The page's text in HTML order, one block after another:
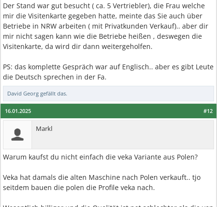
Der Stand war gut besucht ( ca. 5 Vertriebler), die Frau welche
mir die Visitenkarte gegeben hatte, meinte das Sie auch über
Betriebe in NRW arbeiten ( mit Privatkunden Verkauf).. aber dir
mir nicht sagen kann wie die Betriebe heißen , deswegen die
Visitenkarte, da wird dir dann weitergeholfen.
PS: das komplette Gespräch war auf Englisch.. aber es gibt Leute
die Deutsch sprechen in der Fa.
David Georg gefällt das.
#12
16.01.2025
Markl
Warum kaufst du nicht einfach die veka Variante aus Polen?
Veka hat damals die alten Maschine nach Polen verkauft.. tjo
seitdem bauen die polen die Profile veka nach.